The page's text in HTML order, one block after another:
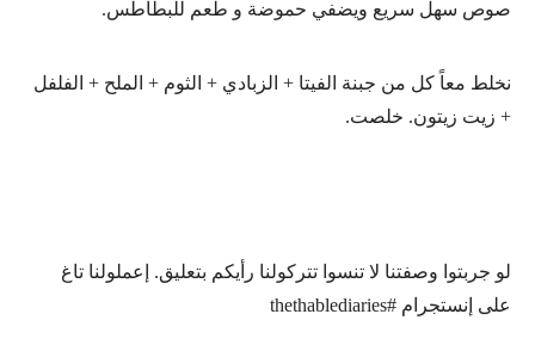
صوص سهل سريع ويضفي حموضة و طعم للبطاطس.
نخلط معاً كل من جبنة الفيتا + الزبادي + الثوم + الملح + الفلفل
+ زيت زيتون. خلصت.
لو جربتوا وصفتنا لا تنسوا تتركولنا رأيكم بتعليق. إعملولنا تاغ
على إنستجرام #thethablediaries